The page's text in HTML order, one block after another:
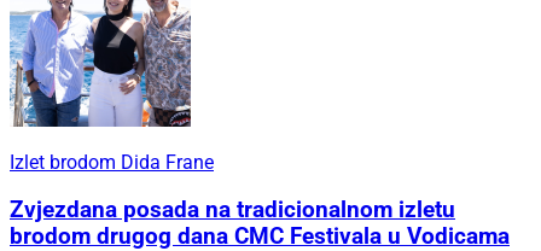
Izlet brodom Dida Frane
Zvjezdana posada na tradicionalnom izletu
brodom drugog dana CMC Festivala u Vodicama